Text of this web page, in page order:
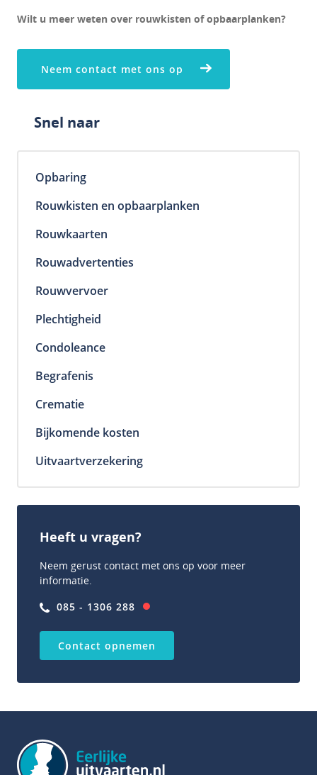
Eerlijke Uitvaartverzorgers
Over ons
Nieuws
Snel naar
Opbaring
Rouwkisten en opbaarplanken
Rouwkaarten
Rouwadvertenties
Rouwvervoer
Plechtigheid
Condoleance
Begrafenis
Crematie
Bijkomende kosten
Uitvaartverzekering
Heeft u vragen?
Neem gerust contact met ons op voor meer
informatie.
085 - 1306 288
Contact opnemen
Wilt u meer weten over rouwkisten of opbaarplanken?
Neem contact met ons op